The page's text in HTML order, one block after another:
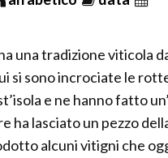
una tradizione viticola
si sono incrociate le
e ne hanno fatto
ha lasciato un pezzo
alcuni vitigni che